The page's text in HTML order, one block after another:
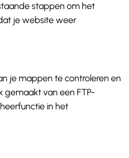
stappen om het
je website weer
je mappen te controleren en
gemaakt van een FTP-
in het